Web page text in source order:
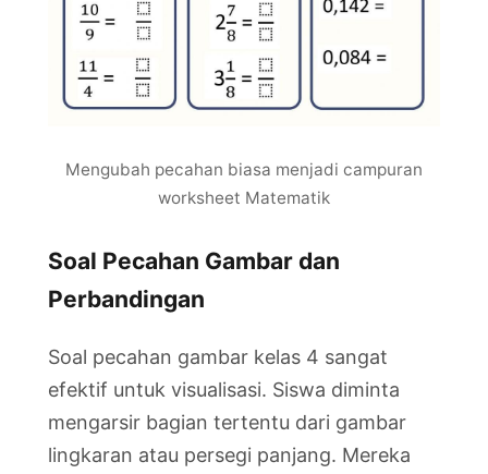
Mengubah pecahan biasa menjadi campuran
worksheet Matematik
Soal Pecahan Gambar dan
Perbandingan
Soal pecahan gambar kelas 4 sangat
efektif untuk visualisasi. Siswa diminta
mengarsir bagian tertentu dari gambar
lingkaran atau persegi panjang. Mereka